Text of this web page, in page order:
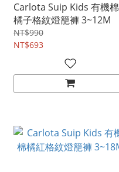
Carlota Suip Kids 有機棉
橘子格紋燈籠褲 3~12M
NT$990
NT$693